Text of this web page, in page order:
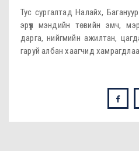
Тус сургалтад Налайх,
эрүүл мэндийн төвийн эмч,
дарга, нийгмийн ажилтан,
гаруй албан хаагчид